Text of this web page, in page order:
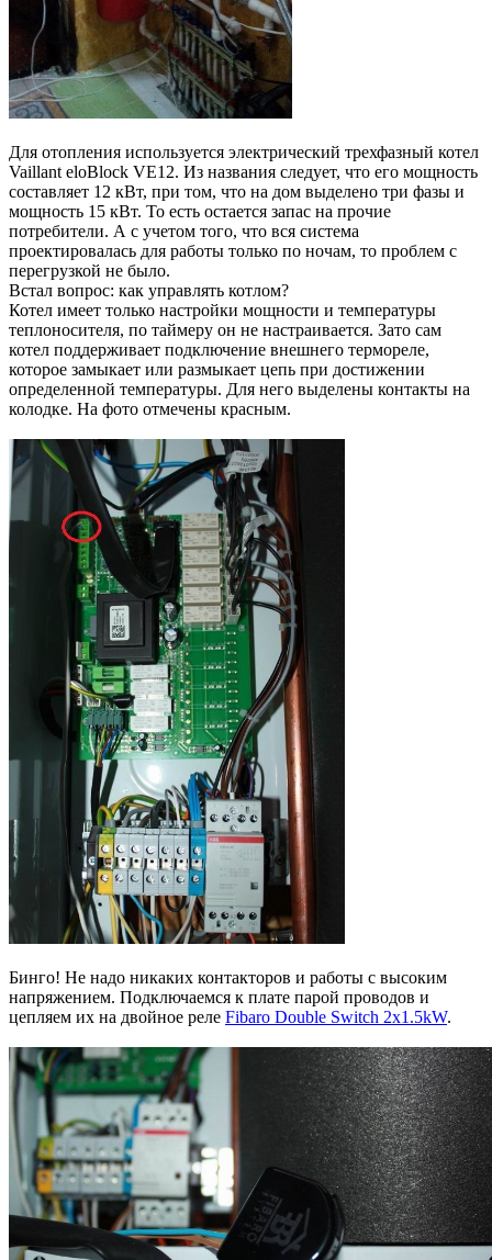
Для отопления используется электрический трехфазный котел
Vaillant eloBlock VE12. Из названия следует, что его мощность
составляет 12 кВт, при том, что на дом выделено три фазы и
мощность 15 кВт. То есть остается запас на прочие
потребители. А с учетом того, что вся система
проектировалась для работы только по ночам, то проблем с
перегрузкой не было.
Встал вопрос: как управлять котлом?
Котел имеет только настройки мощности и температуры
теплоносителя, по таймеру он не настраивается. Зато сам
котел поддерживает подключение внешнего термореле,
которое замыкает или размыкает цепь при достижении
определенной температуры. Для него выделены контакты на
колодке. На фото отмечены красным.
Бинго! Не надо никаких контакторов и работы с высоким
напряжением. Подключаемся к плате парой проводов и
цепляем их на двойное реле Fibaro Double Switch 2x1.5kW.